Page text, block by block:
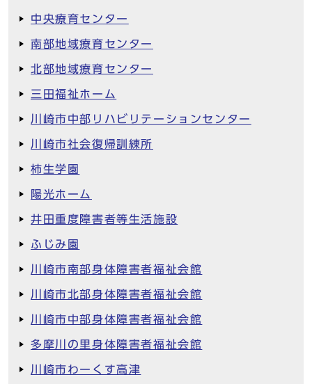
中央療育センター
南部地域療育センター
北部地域療育センター
三田福祉ホーム
川崎市中部リハビリテーションセンター
川崎市社会復帰訓練所
柿生学園
陽光ホーム
井田重度障害者等生活施設
ふじみ園
川崎市南部身体障害者福祉会館
川崎市北部身体障害者福祉会館
川崎市中部身体障害者福祉会館
多摩川の里身体障害者福祉会館
川崎市わーくす高津